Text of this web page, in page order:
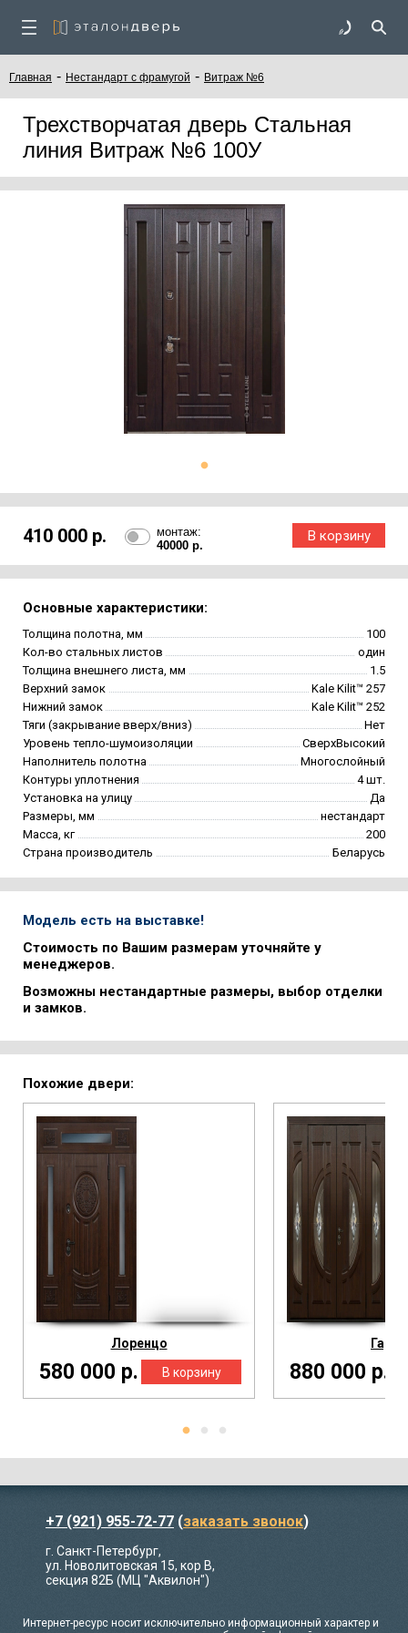
Главная - Нестандарт с фрамугой - Витраж №6
Трехстворчатая дверь Стальная
линия Витраж №6 100У
410 000 р.
монтаж:
40000 р.
Основные характеристики:
Толщина полотна, мм
100
Кол-во стальных листов
один
Толщина внешнего листа, мм
1.5
Верхний замок
Kale Kilit™ 257
Нижний замок
Kale Kilit™ 252
Тяги (закрывание вверх/вниз)
Нет
Уровень тепло-шумоизоляции
СверхВысокий
Наполнитель полотна
Многослойный
Контуры уплотнения
4 шт.
Установка на улицу
Да
Размеры, мм
нестандарт
Масса, кг
200
Страна производитель
Беларусь
Модель есть на выставке!
Стоимость по Вашим размерам уточняйте у
менеджеров.
Возможны нестандартные размеры, выбор отделки
и замков.
Похожие двери:
Лоренцо
580 000 р.
Гарда
880 000 р.
+7 (921) 955-72-77 (заказать звонок)
г. Санкт-Петербург,
ул. Новолитовская 15, кор В,
секция 82Б (МЦ "Аквилон")
Интернет-ресурс носит исключительно информационный характер и